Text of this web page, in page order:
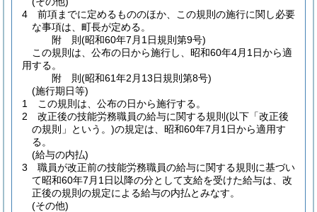
4
前項までに定めるもののほか、この規則の施行に関し必要
な事項は、町長が定める。
附 則(昭和60年7月1日規則第9号)
この規則は、公布の日から施行し、昭和60年4月1日から適
用する。
附 則(昭和61年2月13日規則第8号)
(施行期日等)
1
この規則は、公布の日から施行する。
2
改正後の技能労務職員の給与に関する規則 (以下「改正後
の規則」という。)の規定は、昭和60年7月1日から適用す
る。
(給与の内払)
3
職員が改正前の技能労務職員の給与に関する規則に基づい
て昭和60年7月1日以降の分として支給を受けた給与は、改
正後の規則の規定による給与の内払とみなす。
(その他)